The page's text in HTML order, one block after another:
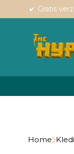
Gratis
Home